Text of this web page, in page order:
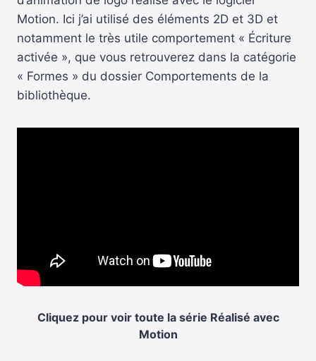
Motion. Ici j’ai utilisé des éléments 2D et 3D et
notamment le très utile comportement « Écriture
activée », que vous retrouverez dans la catégorie
« Formes » du dossier Comportements de la
bibliothèque.
Cliquez pour voir toute la série Réalisé avec
Motion